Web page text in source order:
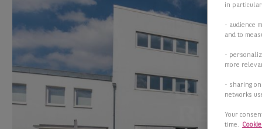
in
- audience
and to
-
more
- sharing
networks
Your
time.